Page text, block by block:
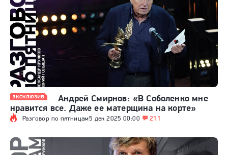
Разговор по пятницам5 дек 2025 00:00 211
Андрей Смирнов: «В Соболенко мне
нравится все. Даже ее матерщина на корте»